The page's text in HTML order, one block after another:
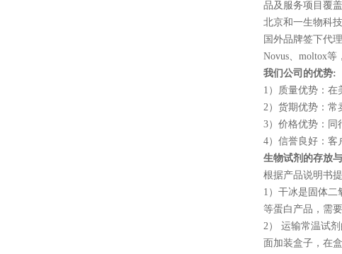
品及服务项目覆
北京和一生物科
国外品牌签下代理
Novus、 moltox等
我们公司的优势:
1 ）质量优势：
2）货期优势：常
3）价格优势：同
4）信誉良好：客
生物试剂的存放
根据产品说明书
1 ）干冰是固体二
等蛋白产品，需
2） 运输常温试
面加装盒子，在